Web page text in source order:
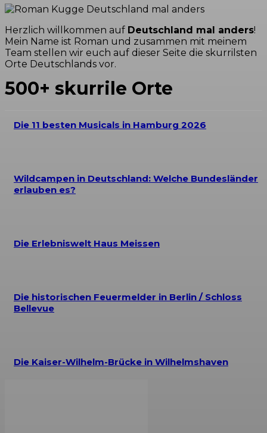
Herzlich willkommen auf Deutschland mal anders!
Mein Name ist Roman und zusammen mit meinem
Team stellen wir euch auf dieser Seite die skurrilsten
Orte Deutschlands vor.
500+ skurrile Orte
Die 11 besten Musicals in Hamburg 2026
Wildcampen in Deutschland: Welche Bundesländer
erlauben es?
Die Erlebniswelt Haus Meissen
Die historischen Feuermelder in Berlin / Schloss
Bellevue
Die Kaiser-Wilhelm-Brücke in Wilhelmshaven